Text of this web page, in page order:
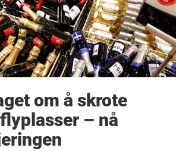
om å skrote
– nå